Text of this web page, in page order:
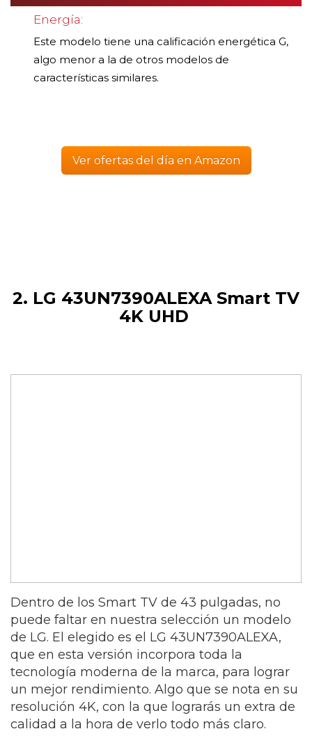
Energía:
Este modelo tiene una calificación energética G,
algo menor a la de otros modelos de
características similares.
Ver ofertas del día en Amazon
2. LG 43UN7390ALEXA Smart TV
4K UHD
Dentro de los Smart TV de 43 pulgadas, no
puede faltar en nuestra selección un modelo
de LG. El elegido es el LG 43UN7390ALEXA,
que en esta versión incorpora toda la
tecnología moderna de la marca, para lograr
un mejor rendimiento. Algo que se nota en su
resolución 4K, con la que lograrás un extra de
calidad a la hora de verlo todo más claro.